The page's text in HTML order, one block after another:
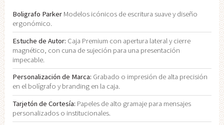
Boligrafo Parker Modelos icónicos de escritura suave y diseño
ergonómico.
Estuche de Autor: Caja Premium con apertura lateral y cierre
magnético, con cuna de sujeción para una presentación
impecable.
Personalización de Marca: Grabado o impresión de alta precisión
en el bolígrafo y branding en la caja.
Tarjetón de Cortesía: Papeles de alto gramaje para mensajes
personalizados o institucionales.